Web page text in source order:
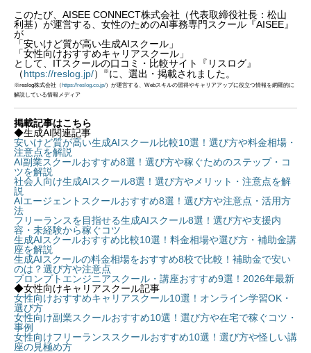
このたび、AISEE CONNECT株式会社（代表取締役社長：松山
利基）が運営する、女性のためのAI事務専門スクール『AISEE』
が
「安いけど質が高い生成AIスクール」
「女性向けおすすめキャリアスクール」
として、ITスクールの口コミ・比較サイト『リスログ』
（https://reslog.jp/） ※ に、選出・掲載されました。
※reslog株式会社（https://reslog.co.jp/）が運営する、Webスキルの習得やキャリアアップに役立つ情報を網羅的に
解説している情報メディア
掲載記事はこちら
◆生成AI関連記事
安いけど質が高い生成AIスクール比較10選！選び方や料金相場・
注意点を解説
AI副業スクールおすすめ8選！選び方や稼ぐためのステップ・コ
ツを解説
社会人向け生成AIスクール8選！選び方やメリット・注意点を解
説
AIエージェントスクールおすすめ8選！選び方や注意点・活用方
法
フリーランスを目指せる生成AIスクール8選！選び方や支援内
容・未経験から稼ぐコツ
生成AIスクールおすすめ比較10選！料金相場や選び方・補助金講
座を解説
生成AIスクールの料金相場をおすすめ8校で比較！補助金で安い
のは？選び方や注意点
プロンプトエンジニアスクール・講座おすすめ9選！2026年最新
◆女性向けキャリアスクール記事
女性向けおすすめキャリアスクール10選！オンライン学習OK・
選び方
女性向け副業スクールおすすめ10選！選び方や在宅で稼ぐコツ・
事例
女性向けフリーランススクールおすすめ10選！選び方や怪しい講
座の見極め方